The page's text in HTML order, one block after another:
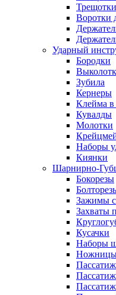
Воротки
Ударный
Бородки
Зубила
Кернеры
Клейма в
Кувалды
Молотки
Наборы
Киянки
Шарнирно-
Бокорезы
Зажимы
Захваты
Кусачки
Наборы
Ножницы